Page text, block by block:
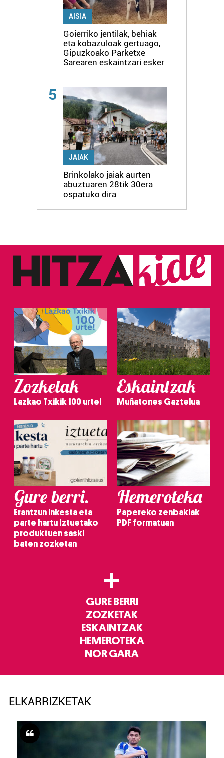
AISIA
Goierriko jentilak, behiak
eta kobazuloak gertuago,
Gipuzkoako Parketxe
Sarearen eskaintzari esker
5
JAIAK
Brinkolako jaiak aurten
abuztuaren 28tik 30era
ospatuko dira
Zozketak
Lazkao Txikik 100 urte!
Eskaintzak
Muñatones Gaztelua
Gure berri.
Erantzun inkesta eta
parte hartu Iztuetako
produktuen saski
baten zozketan
Hemeroteka
Papereko zenbakiak
PDF formatuan
+
GURE BERRI
ZOZKETAK
ESKAINTZAK
HEMEROTEKA
NOR GARA
ELKARRIZKETAK